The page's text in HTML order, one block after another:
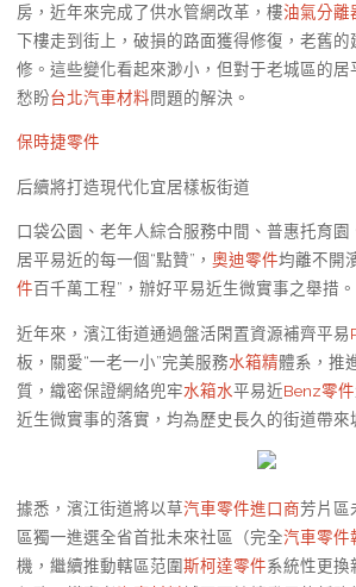
房，近年來完成了供水管網改革，樓油氣分離
下樓走到街上，破損的路面獲得修復，老舊的
修。這些變化看起來渺小，但對于老城區的
愁盼台北汽車材料問題的解決。
保時捷零件
后續將打造現代化宜居樣板街道
口袋公園、老年人綜合服務中間、普惠托育園
居平易近的每一個“點贊”， 奧迪零件均離不開
件百千萬工程”，辦好平易近生微實事之舉措。
近年來，濱江街道通過盤活閑置資源補齊平易
板，關愛“一老一小”完美服務水箱精體系，推
質，織密保證網絡兜牢水箱水平易近Benz零件
近生微實事的落實，均為歷史長久的街道帶來
據悉，濱江街道將以草汽車零件進口商芳片區
區獨一進選全省首批未來社區（完全汽車零件
機，繼續推動轄區范圍斯柯達零件系統性更換